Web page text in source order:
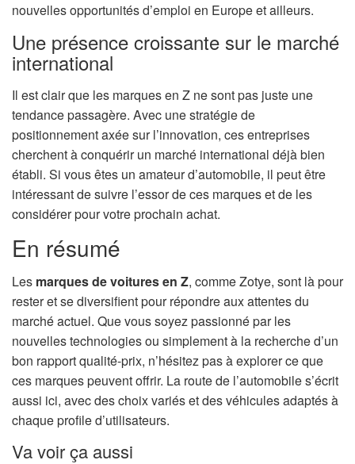
nouvelles opportunités d’emploi en Europe et ailleurs.
Une présence croissante sur le marché
international
Il est clair que les marques en Z ne sont pas juste une
tendance passagère. Avec une stratégie de
positionnement axée sur l’innovation, ces entreprises
cherchent à conquérir un marché international déjà bien
établi. Si vous êtes un amateur d’automobile, il peut être
intéressant de suivre l’essor de ces marques et de les
considérer pour votre prochain achat.
En résumé
Les marques de voitures en Z, comme Zotye, sont là pour
rester et se diversifient pour répondre aux attentes du
marché actuel. Que vous soyez passionné par les
nouvelles technologies ou simplement à la recherche d’un
bon rapport qualité-prix, n’hésitez pas à explorer ce que
ces marques peuvent offrir. La route de l’automobile s’écrit
aussi ici, avec des choix variés et des véhicules adaptés à
chaque profile d’utilisateurs.
Va voir ça aussi